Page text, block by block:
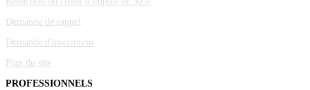
Demande de rappel
Demande d'inscription
Plan du site
PROFESSIONNELS